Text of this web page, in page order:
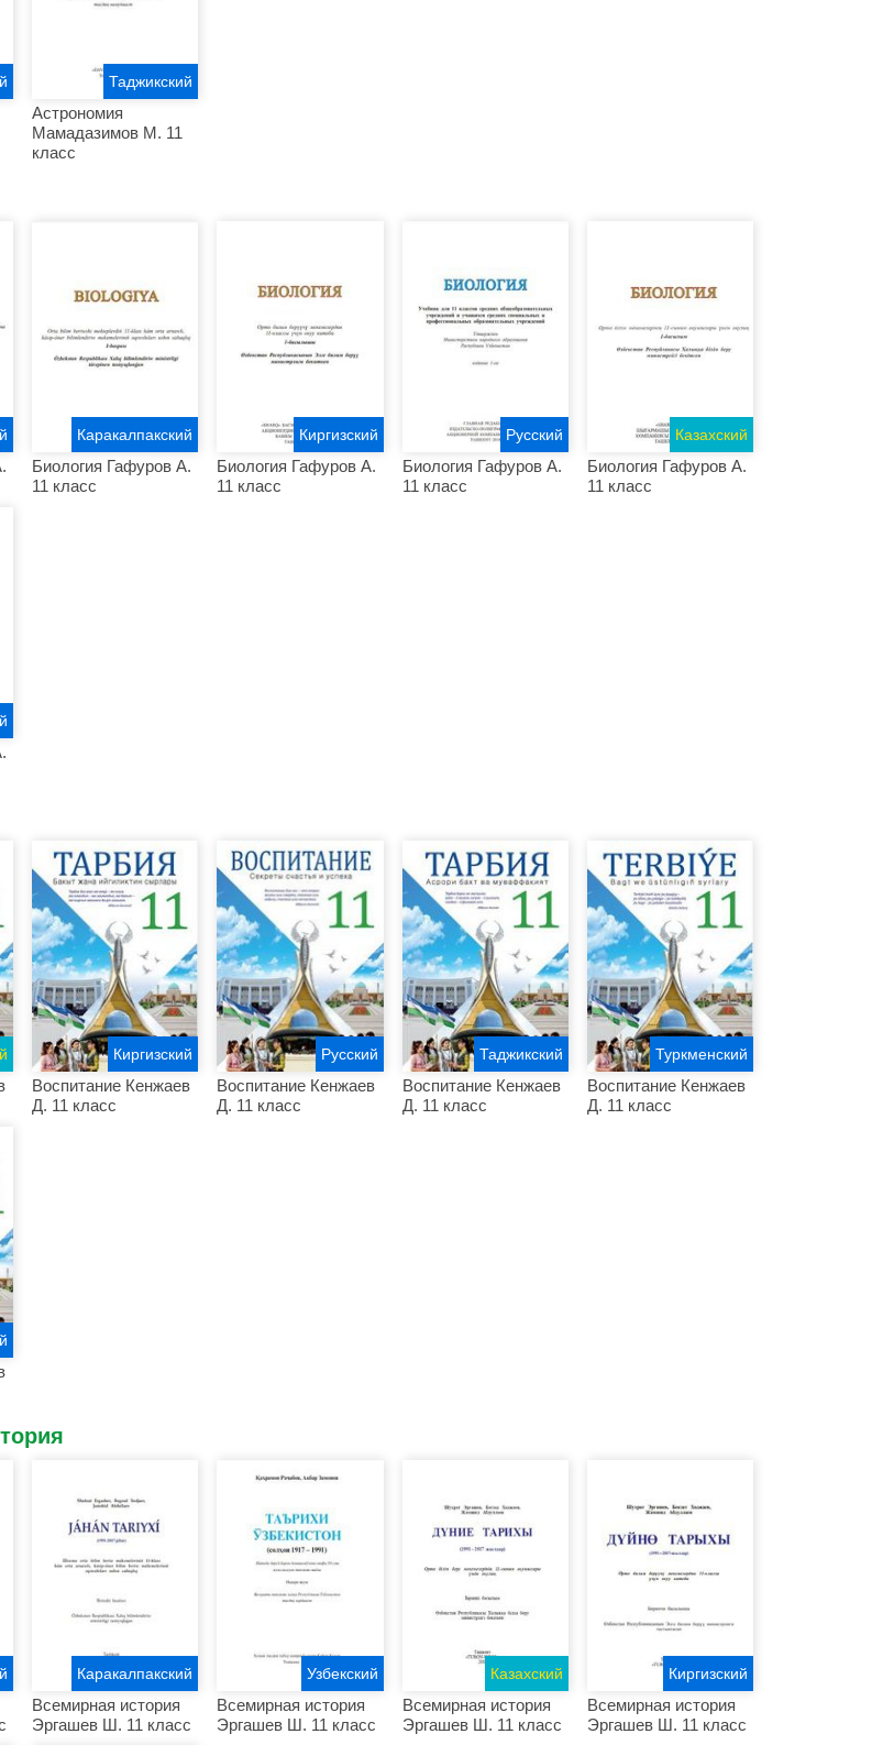
Астрономия
Мамадазимов М. 11
класс
Таджикский
Биология Гафуров A.
11 класс
Каракалпакский
Биология Гафуров A.
11 класс
Киргизский
Биология Гафуров A.
11 класс
Русский
Биология Гафуров A.
11 класс
Казахский
Воспитание Кенжаев
Д. 11 класс
Киргизский
Воспитание Кенжаев
Д. 11 класс
Русский
Воспитание Кенжаев
Д. 11 класс
Таджикский
Воспитание Кенжаев
Д. 11 класс
Туркменский
Всемирная история
Эргашев Ш. 11 класс
Каракалпакский
Всемирная история
Эргашев Ш. 11 класс
Узбекский
Всемирная история
Эргашев Ш. 11 класс
Казахский
Всемирная история
Эргашев Ш. 11 класс
Киргизский